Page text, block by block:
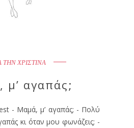
ΤΗΝ ΧΡΙΣΤΙΝΑ
μ’ αγαπάς;
- Μαμά, μ’ αγαπάς; - Πολύ
κι όταν μου φωνάζεις; -